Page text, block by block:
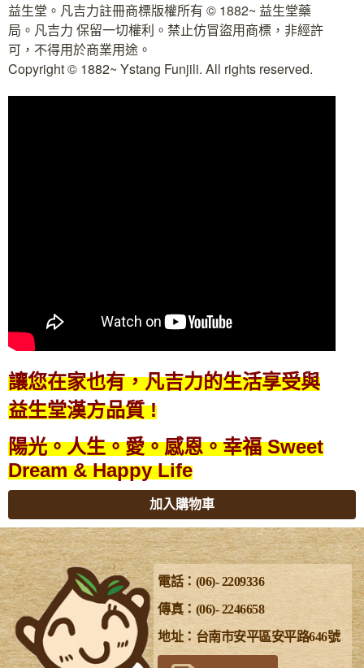
益生堂。凡吉力註冊商標版權所有 © 1882~ 益生堂藥
局。凡吉力 保留一切權利。禁止仿冒盜用商標，非經許
可，不得用於商業用途。
Copyright © 1882~ Ystang Funjili. All rights reserved.
讓您在家也有，凡吉力的生活享受與
益生堂漢方品質 !
陽光。人生。愛。感恩。幸福 Sweet
Dream & Happy Life
加入購物車
電話：(06)- 2209336
傳真：(06)- 2246658
地址：台南市安平區安平路646號